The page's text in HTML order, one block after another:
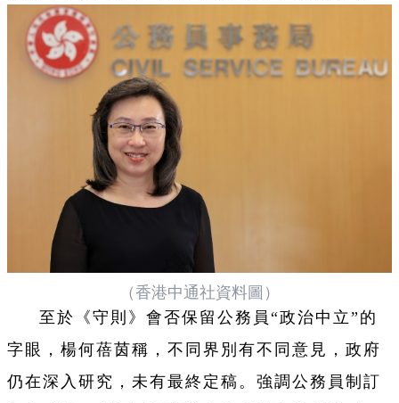
（香港中通社資料圖）
至於《守則》會否保留公務員“政治中立”的
字眼，楊何蓓茵稱，不同界別有不同意見，政府
仍在深入研究，未有最終定稿。強調公務員制訂